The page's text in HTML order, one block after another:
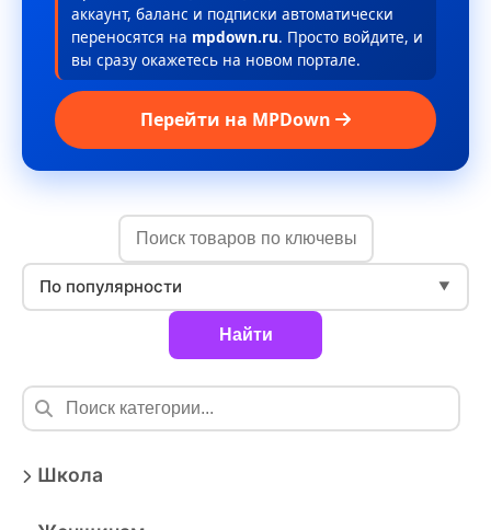
аккаунт, баланс и подписки автоматически
переносятся на mpdown.ru. Просто войдите, и
вы сразу окажетесь на новом портале.
Перейти на MPDown
По популярности ▼
Найти
Школа